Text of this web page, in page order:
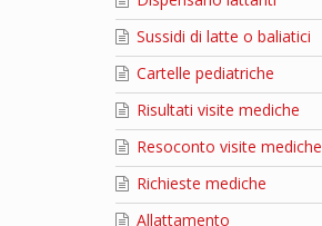
Sussidi di latte o baliatici
Cartelle pediatriche
Risultati visite mediche
Resoconto visite mediche
Richieste mediche
Allattamento